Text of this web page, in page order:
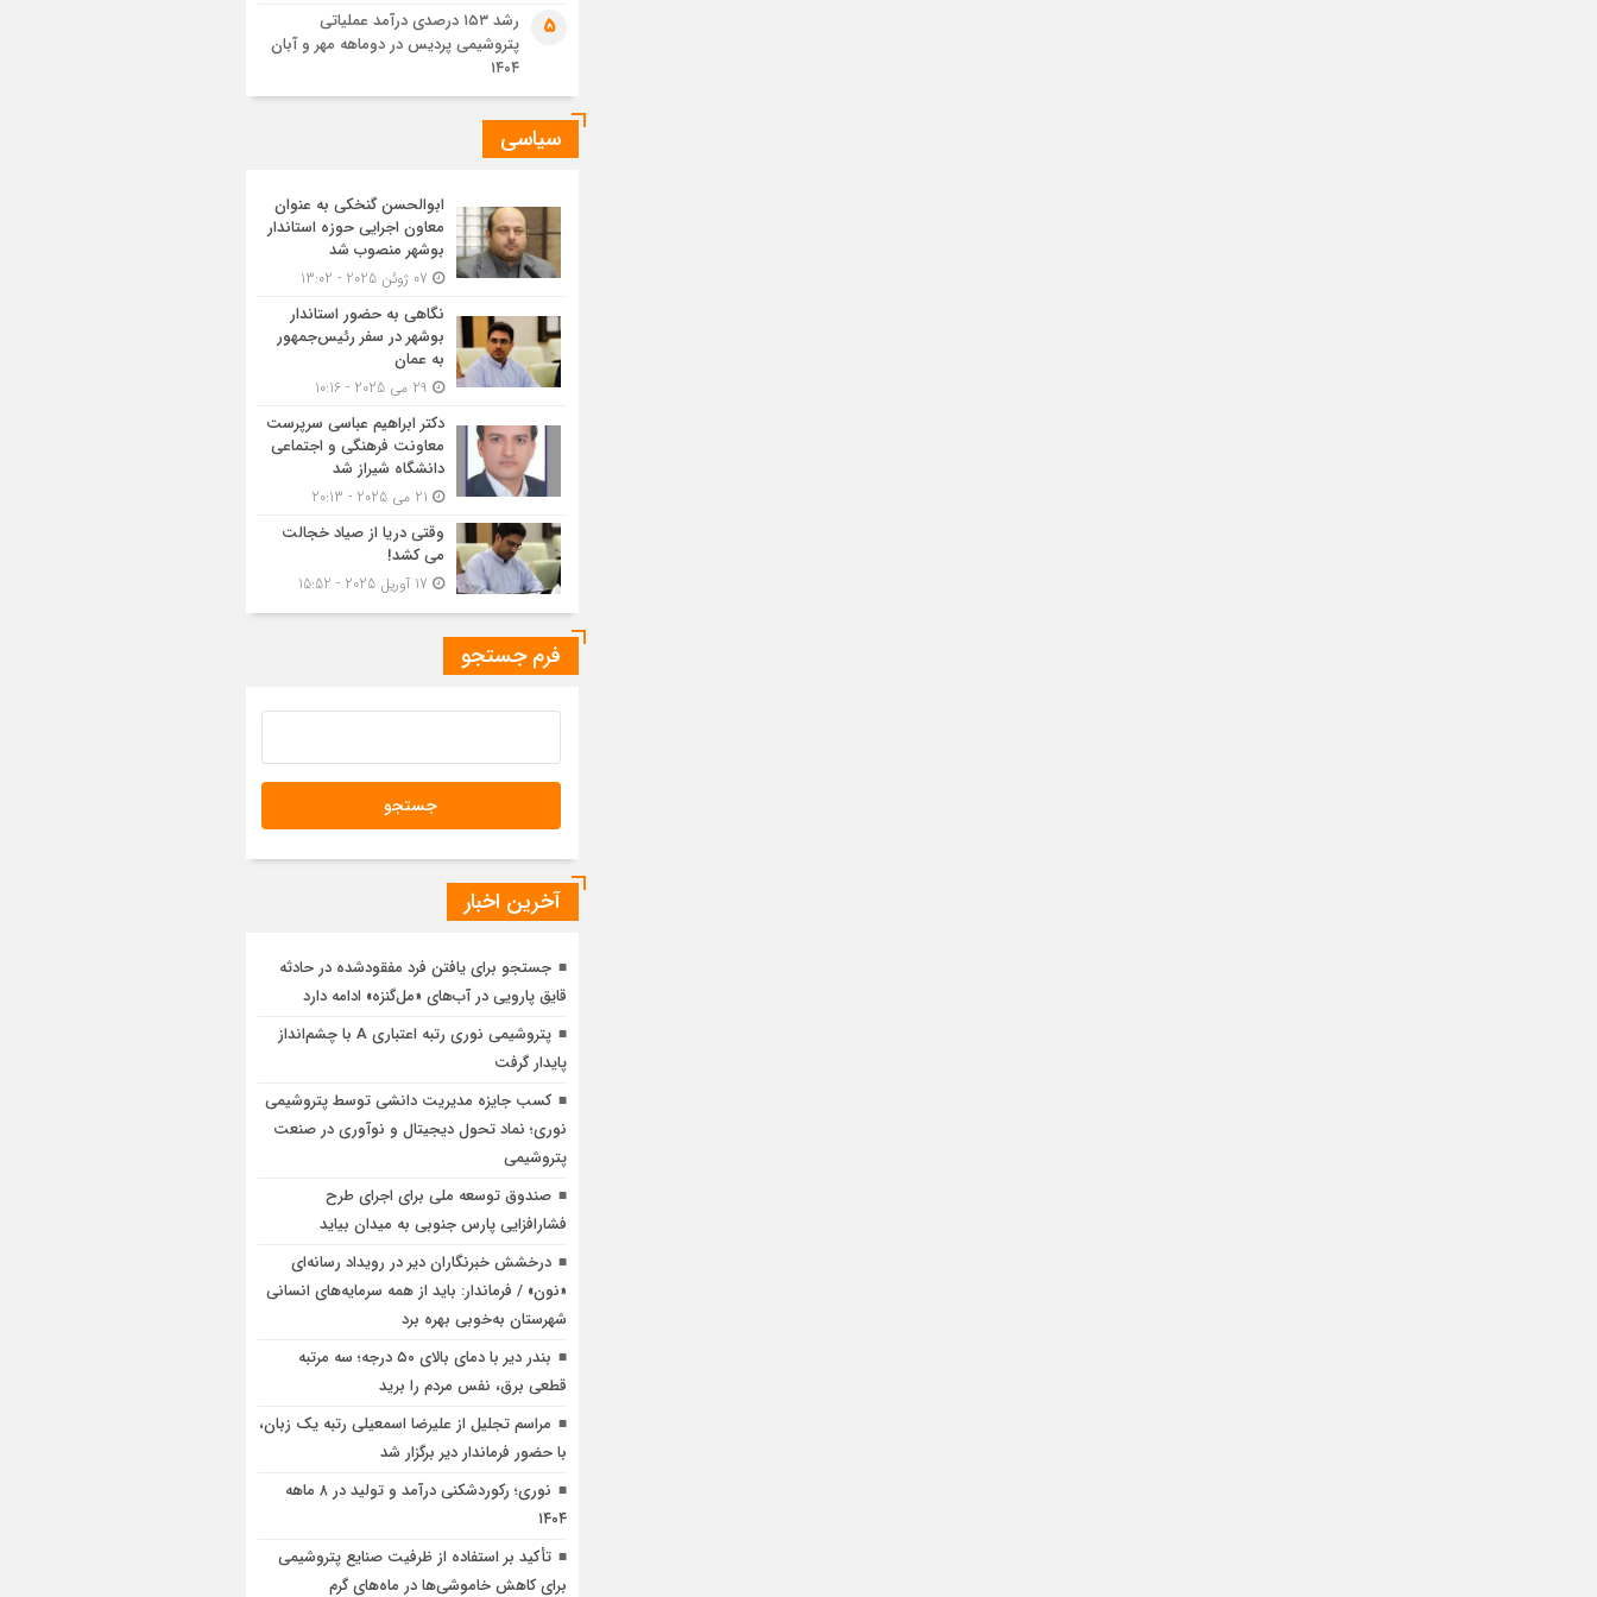
5
رشد ۱۵۳ درصدی درآمد عملیاتی
پتروشیمی پردیس در دوماهه مهر و آبان
۱۴۰۴
سیاسی
ابوالحسن گنخکی به عنوان
معاون اجرایی حوزه استاندار
بوشهر منصوب شد
نگاهی به حضور استاندار
بوشهر در سفر رئیس‌جمهور
به عمان
دکتر ابراهیم عباسی سرپرست
معاونت فرهنگی و اجتماعی
دانشگاه شیراز شد
وقتی دریا از صیاد خجالت
می کشد!
فرم جستجو
آخرین اخبار
جستجو برای یافتن فرد مفقودشده در حادثه
قایق پارویی در آب‌های «مل‌گنزه» ادامه دارد
پتروشیمی نوری رتبه اعتباری A با چشم‌انداز
پایدار گرفت
کسب جایزه مدیریت دانشی توسط پتروشیمی
نوری؛ نماد تحول دیجیتال و نوآوری در صنعت
پتروشیمی
صندوق توسعه ملی برای اجرای طرح
فشارافزایی پارس جنوبی به میدان بیاید
درخشش خبرنگاران دیر در رویداد رسانه‌ای
«نون» / فرماندار: باید از همه سرمایه‌های انسانی
شهرستان به‌خوبی بهره برد
بندر دیر با دمای بالای ۵۰ درجه؛ سه مرتبه
قطعی برق، نفس مردم را برید
مراسم تجلیل از علیرضا اسمعیلی رتبه یک زبان،
با حضور فرماندار دیر برگزار شد
نوری؛ رکوردشکنی درآمد و تولید در ۸ ماهه
۱۴۰۴
تأکید بر استفاده از ظرفیت صنایع پتروشیمی
برای کاهش خاموشی‌ها در ماه‌های گرم